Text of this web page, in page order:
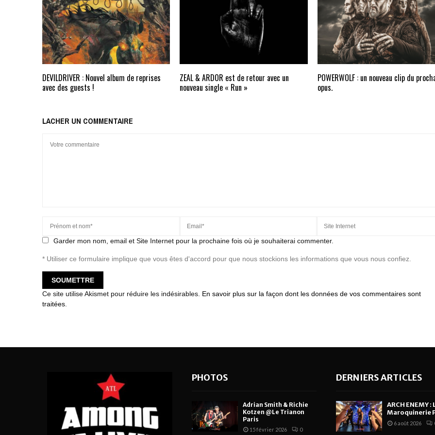
DEVILDRIVER : Nouvel album de reprises
avec des guests !
ZEAL & ARDOR est de retour avec un
nouveau single « Run »
POWERWOLF : un nouveau clip du
opus.
LACHER UN COMMENTAIRE
Garder mon nom, email et Site Internet pour la prochaine fois où je souhaiterai commenter.
* Utiliser ce formulaire implique que vous êtes d'accord pour que nous stockions les informations que vous nous confiez.
Ce site utilise Akismet pour réduire les indésirables. En savoir plus sur la façon dont les données de vos commentaires sont
traitées
PHOTOS
Adrian Smith & Richie
Kotzen @Le Trianon
Paris
15 février 2026 0
DERNIERS ARTICLES
ARCH ENEMY :
Maroquinerie
6 août 2026